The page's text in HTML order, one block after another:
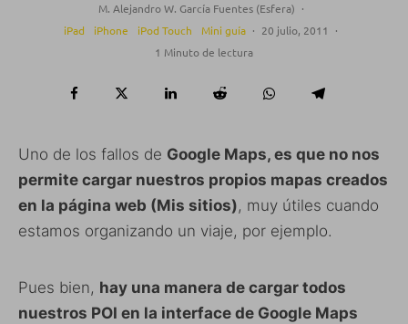
M. Alejandro W. García Fuentes (Esfera) ·
iPad
iPhone iPod Touch Mini guía · 20 julio, 2011
·
1 Minuto de lectura
Uno de los fallos de Google Maps, es que no nos
permite cargar nuestros propios mapas creados
en la página web (Mis sitios), muy útiles cuando
estamos organizando un viaje, por ejemplo.
Pues bien, hay una manera de cargar todos
nuestros POI en la interface de Google Maps